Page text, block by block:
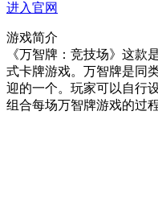
进入官网
游戏简介
《万智牌：竞技场》这款
式卡牌游戏。万智牌是同
迎的一个。玩家可以自行
组合每场万智牌游戏的过